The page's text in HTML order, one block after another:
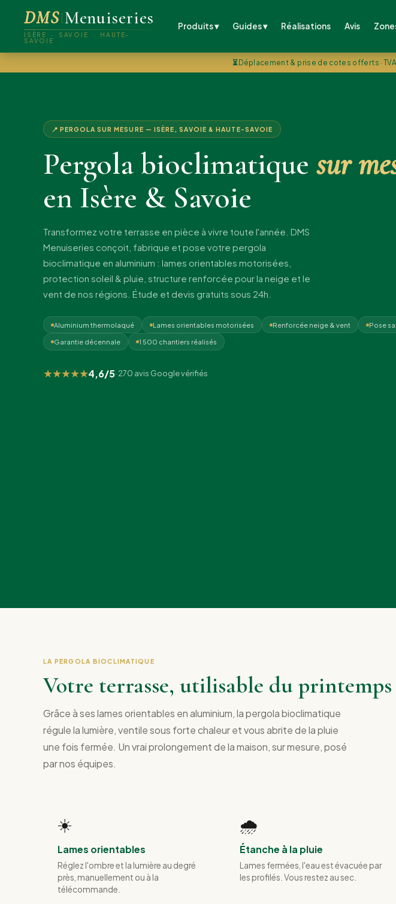
DMS Menuiseries
ISÈRE · SAVOIE · HAUTE-
SAVOIE
Produits ▾ Guides ▾ Réalisations Avis
⏳ Déplacement & prise de cotes offerts ·
📍 PERGOLA SUR MESURE — ISÈRE, SAVOIE & HAUTE-SAVOIE
Pergola bioclimatique sur
en Isère & Savoie
Transformez votre terrasse en pièce à vivre toute l'année. DMS
Menuiseries conçoit, fabrique et pose votre pergola
bioclimatique en aluminium : lames orientables motorisées,
protection soleil & pluie, structure renforcée pour la neige et le
vent de nos régions. Étude et devis gratuits sous 24h.
Aluminium thermolaqué Lames orientables motorisées Renforcée neige & vent Pose
Garantie décennale 1 500 chantiers réalisés
★★★★★4,6/5· 270 avis Google vérifiés
LA PERGOLA BIOCLIMATIQUE
Votre terrasse, utilisable du
Grâce à ses lames orientables en aluminium, la pergola bioclimatique
régule la lumière, ventile sous forte chaleur et vous abrite de la pluie
une fois fermée. Un vrai prolongement de la maison, sur mesure, posé
par nos équipes.
☀️
Lames orientables
Réglez l'ombre et la lumière au degré
près, manuellement ou à la
télécommande.
🌧️
Étanche à la pluie
Lames fermées, l'eau est évacuée par
les profilés. Vous restez au sec.